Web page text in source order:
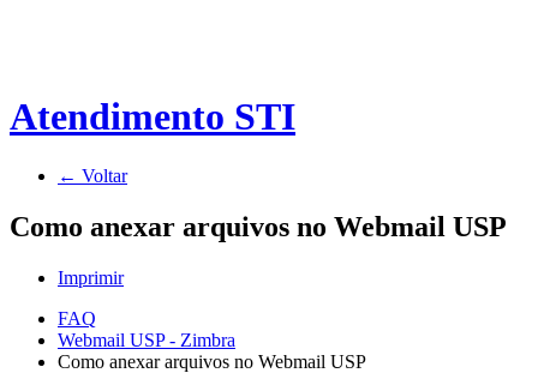
Atendimento STI
← Voltar
Como anexar arquivos no Webmail USP
Imprimir
FAQ
Webmail USP - Zimbra
Como anexar arquivos no Webmail USP